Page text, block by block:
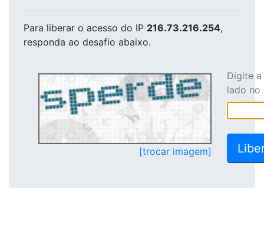
Para liberar o acesso do IP 216.73.216.254,
responda ao desafio abaixo.
[trocar imagem]
Digite
lado no